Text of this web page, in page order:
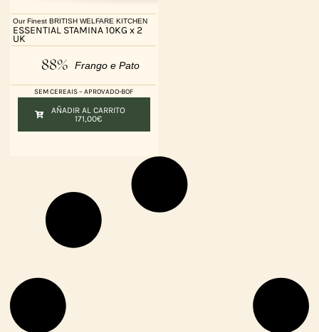
Our Finest BRITISH WELFARE KITCHEN
ESSENTIAL STAMINA 10KG x 2
UK
88% Frango e Pato
SEM CEREAIS – APROVADO-BOF
AÑADIR AL CARRITO
171,00€